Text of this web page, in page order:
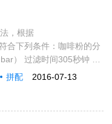
，根据
合下列条件：咖啡粉的分
） 过滤时间305秒钟 水
2016-07-13
拼配